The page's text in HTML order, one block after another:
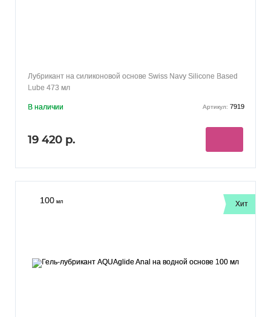
Лубрикант на силиконовой основе Swiss Navy Silicone Based
Lube 473 мл
В наличии Артикул: 7919
19 420 р.
100 мл Хит